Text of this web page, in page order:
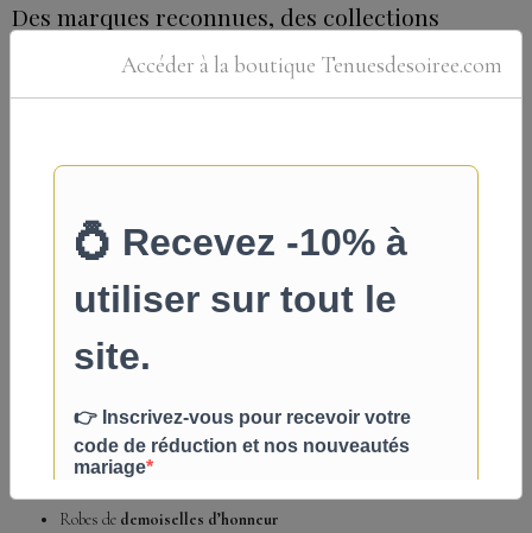
Des marques reconnues, des collections
Adela Designs: la marque coup de cœur de nos clientes, connue pour
son style vintage raffiné et ses prix compétitifs défiant toute concurrence.
Betancy: notre nouvelle marque anglaise, déjà plébiscitée dans le monde
entier, qui propose des collections intemporelles disponibles dans un
Des robes de soirée élégantes pour toutes les
occasions
Au-delà du mariage, notre boutique propose également desrobes de soirée
européennesaurapport qualité-prix exceptionnel
Robes de demoiselles d’honneur
Accéder à la boutique Tenuesdesoiree.com